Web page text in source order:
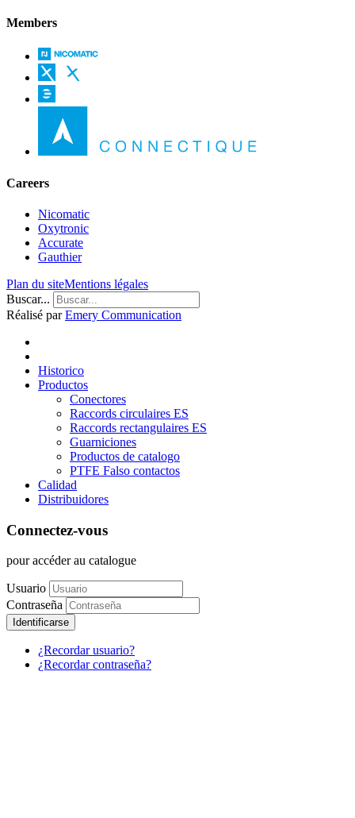
Members
Careers
Nicomatic
Oxytronic
Accurate
Gauthier
Plan du siteMentions légales
Buscar...
Réalisé parEmery Communication
Historico
Productos
Conectores
Raccords circulaires ES
Raccords rectangulaires ES
Guarniciones
Productos de catalogo
PTFE Falso contactos
Calidad
Distribuidores
Connectez-vous
pour accéder au catalogue
Usuario
Contraseña
Identificarse
¿Recordar usuario?
¿Recordar contraseña?